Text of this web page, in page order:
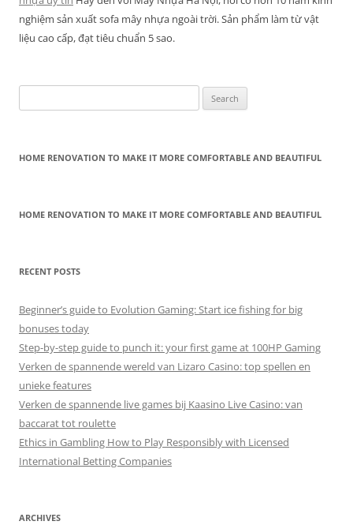
nghiệm sản xuất sofa mây nhựa ngoài trời. Sản phẩm làm từ vật
liệu cao cấp, đạt tiêu chuẩn 5 sao.
for:
HOME RENOVATION TO MAKE IT MORE COMFORTABLE AND BEAUTIFUL
HOME RENOVATION TO MAKE IT MORE COMFORTABLE AND BEAUTIFUL
RECENT POSTS
Beginner’s guide to Evolution Gaming: Start ice fishing for big
bonuses today
Step-by-step guide to punch it: your first game at 100HP Gaming
Verken de spannende wereld van Lizaro Casino: top spellen en
unieke features
Verken de spannende live games bij Kaasino Live Casino: van
baccarat tot roulette
Ethics in Gambling How to Play Responsibly with Licensed
International Betting Companies
ARCHIVES